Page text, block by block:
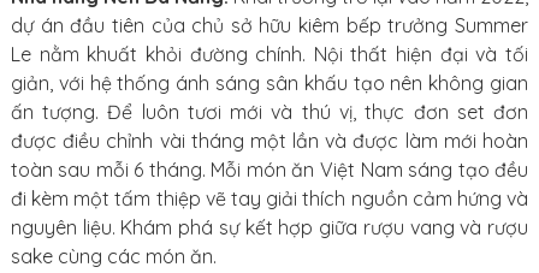
dự án đầu tiên của chủ sở hữu kiêm bếp trưởng Summer
Le nằm khuất khỏi đường chính. Nội thất hiện đại và tối
giản, với hệ thống ánh sáng sân khấu tạo nên không gian
ấn tượng. Để luôn tươi mới và thú vị, thực đơn set đơn
được điều chỉnh vài tháng một lần và được làm mới hoàn
toàn sau mỗi 6 tháng. Mỗi món ăn Việt Nam sáng tạo đều
đi kèm một tấm thiệp vẽ tay giải thích nguồn cảm hứng và
nguyên liệu. Khám phá sự kết hợp giữa rượu vang và rượu
sake cùng các món ăn.